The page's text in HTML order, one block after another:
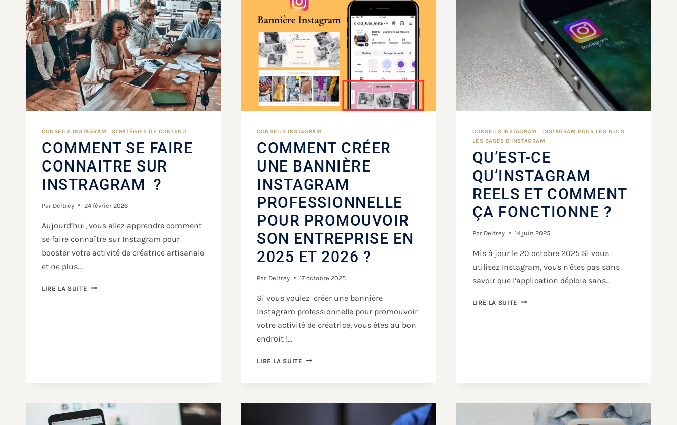
CONSEILS INSTAGRAM STRATÉGIES DE CONTENU
COMMENT SE FAIRE
CONNAITRE SUR
INSTRAGRAM ?
Par Deltrey 24 février 2026
Aujourd’hui, vous allez apprendre comment
se faire connaître sur Instagram pour
booster votre activité de créatrice artisanale
et ne plus…
LIRE LA SUITE
CONSEILS INSTAGRAM
COMMENT CRÉER
UNE BANNIÈRE
INSTAGRAM
PROFESSIONNELLE
POUR PROMOUVOIR
SON ENTREPRISE EN
2025 ET 2026 ?
Par Deltrey 17 octobre 2025
Si vous voulez créer une bannière
Instagram professionnelle pour promouvoir
votre activité de créatrice, vous êtes au bon
endroit !…
LIRE LA SUITE
CONSEILS INSTAGRAM INSTAGRAM POUR LES NULS
LES BASES D'INSTAGRAM
QU’EST-CE
QU’INSTAGRAM
REELS ET COMMENT
ÇA FONCTIONNE ?
Par Deltrey 14 juin 2025
Mis à jour le 20 octobre 2025 Si vous
utilisez Instagram, vous n’êtes pas sans
savoir que l’application déploie sans…
LIRE LA SUITE